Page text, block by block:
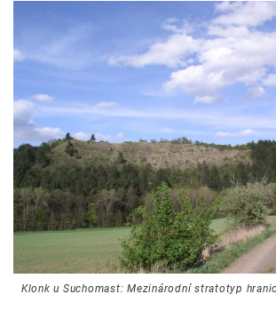
Klonk u Suchomast: Mezinárodní stratotyp